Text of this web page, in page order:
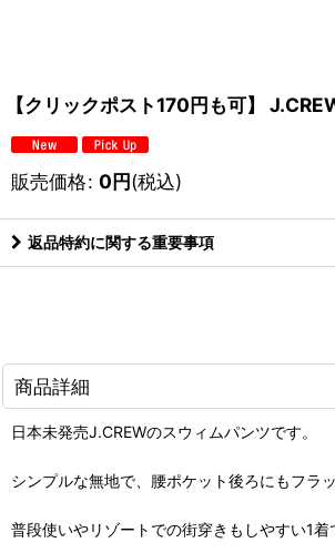
【クリックポスト170円も可】
販売価格: 0円(税込)
返品特約に関する重要事項
商品詳細
日本未発売J.CREWのスウィムパンツです。
シンプルな無地で、腰ポケット後ろにもフラ
普段使いやリゾートでの街穿きもしやすい1着